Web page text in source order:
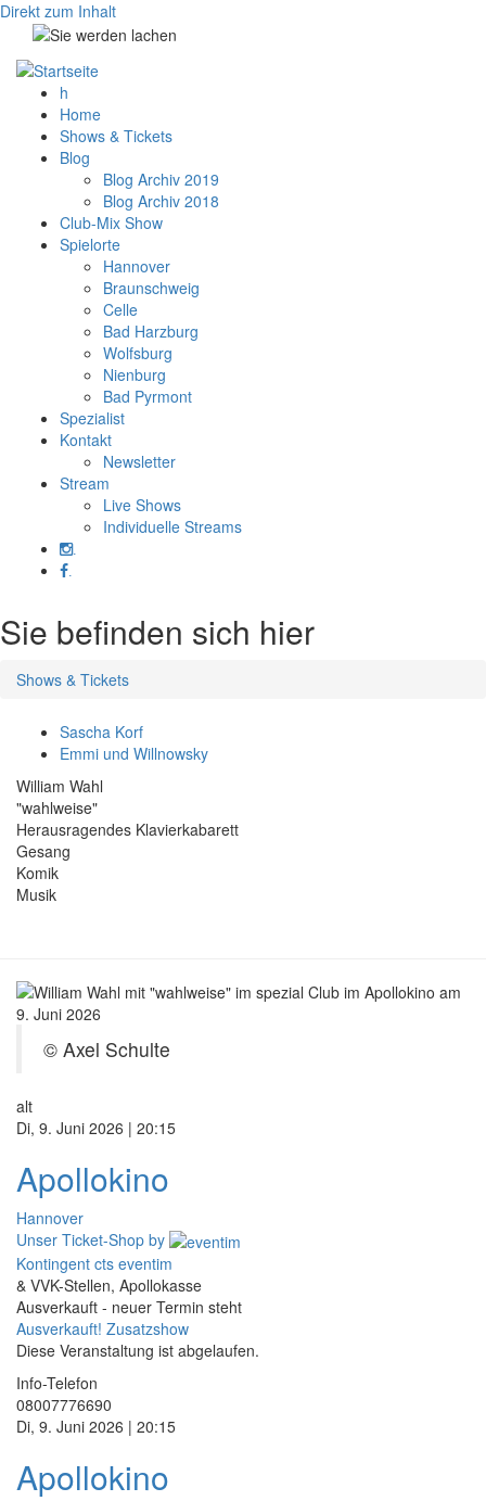
Direkt zum Inhalt
h
Home
Shows & Tickets
Blog
Blog Archiv 2019
Blog Archiv 2018
Club-Mix Show
Spielorte
Hannover
Braunschweig
Celle
Bad Harzburg
Wolfsburg
Nienburg
Bad Pyrmont
Spezialist
Kontakt
Newsletter
Stream
Live Shows
Individuelle Streams
.
Sie befinden sich hier
Shows & Tickets
Sascha Korf
Emmi und Willnowsky
William Wahl
"wahlweise"
Herausragendes Klavierkabarett
Gesang
Komik
Musik
© Axel Schulte
alt
Di, 9. Juni 2026 | 20:15
Apollokino
Hannover
Unser Ticket-Shop by
Kontingent cts eventim
& VVK-Stellen, Apollokasse
Ausverkauft - neuer Termin steht
Ausverkauft! Zusatzshow
Diese Veranstaltung ist abgelaufen.
Info-Telefon
08007776690
Di, 9. Juni 2026 | 20:15
Apollokino